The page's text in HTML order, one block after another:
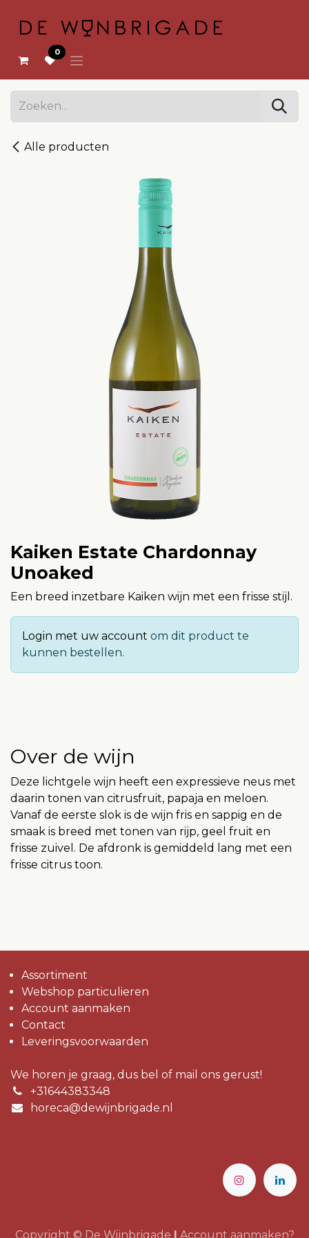
0
Alle producten
Kaiken Estate Chardonnay
Unoaked
Een breed inzetbare Kaiken wijn met een frisse stijl.
Login met uw account om dit product te
kunnen bestellen.
Over de wijn
Deze lichtgele wijn heeft een expressieve neus met
daarin tonen van citrusfruit, papaja en meloen.
Vanaf de eerste slok is de wijn fris en sappig en de
smaak is breed met tonen van rijp, geel fruit en
frisse zuivel. De afdronk is gemiddeld lang met een
frisse citrus toon.
Assortiment
Webshop particulieren
Account aanmaken
Contact
Leveringsvoorwaarden
We horen je graag, dus bel of mail ons gerust!
+31644383348
horeca@dewijnbrigade.nl
Copyright © De Wijnbrigade | Account aanmaken?